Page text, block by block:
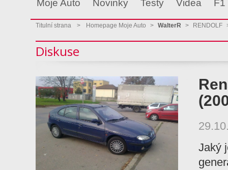
Moje Auto Novinky Testy Videa F1
Titulní strana > Homepage Moje Auto > WalterR > RENDOLF
Diskuse
Jaký